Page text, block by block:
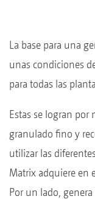
La base para una
unas condiciones
para todas las
Estas se logran
granulado fino y
utilizar las
Matrix adquiere en
Por un lado,